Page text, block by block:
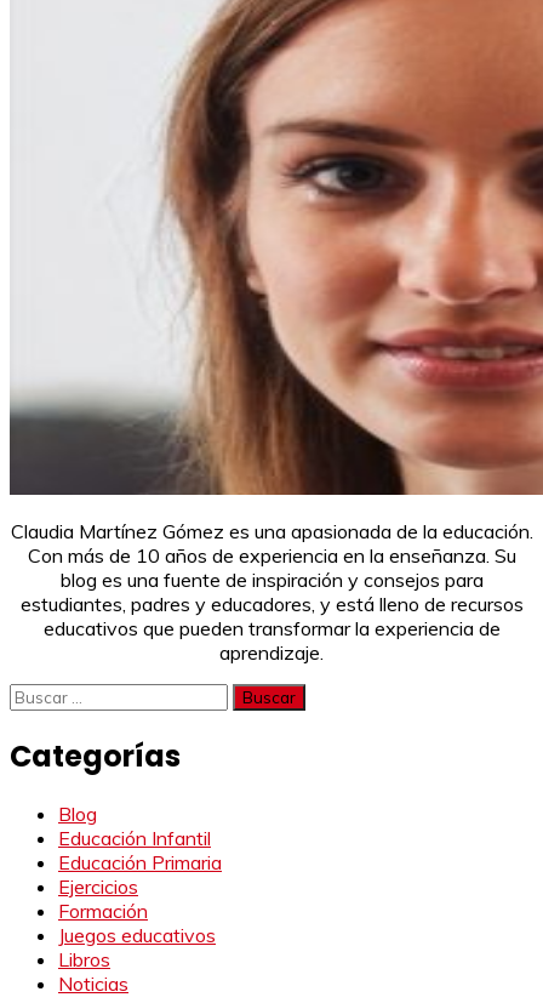
Claudia Martínez Gómez es una apasionada de la educación.
Con más de 10 años de experiencia en la enseñanza. Su
blog es una fuente de inspiración y consejos para
estudiantes, padres y educadores, y está lleno de recursos
educativos que pueden transformar la experiencia de
aprendizaje.
Buscar:
Categorías
Blog
Educación Infantil
Educación Primaria
Ejercicios
Formación
Juegos educativos
Libros
Noticias